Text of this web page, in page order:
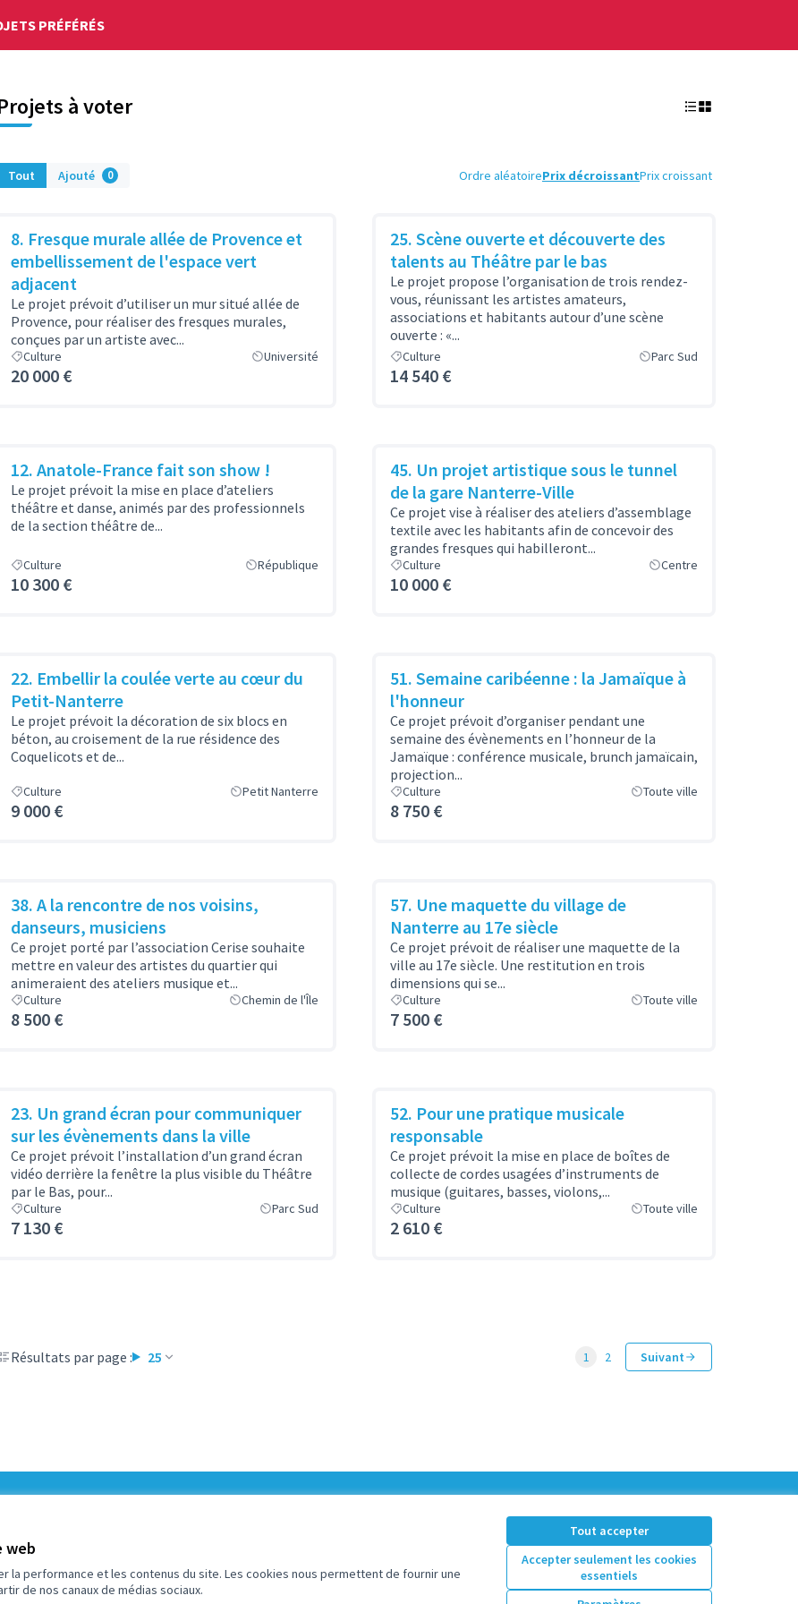
web
la performance et les contenus du site. Les cookies nous permettent de fournir une
de nos canaux de médias sociaux.
Tout accepter
Accepter seulement les cookies
essentiels
PRÉFÉRÉS
à voter
Tout Ajouté 0 Ordre aléatoirePrix décroissantPrix croissant
8. Fresque murale allée de Provence et
embellissement de l'espace vert
adjacent
Le projet prévoit d’utiliser un mur situé allée de
Provence, pour réaliser des fresques murales,
conçues par un artiste avec...
Culture Université
20 000 €
25. Scène ouverte et découverte des
talents au Théâtre par le bas
Le projet propose l’organisation de trois rendez-
vous, réunissant les artistes amateurs,
associations et habitants autour d’une scène
ouverte : «...
Culture Parc Sud
14 540 €
12. Anatole-France fait son show !
Le projet prévoit la mise en place d’ateliers
théâtre et danse, animés par des professionnels
de la section théâtre de...
Culture République
10 300 €
45. Un projet artistique sous le tunnel
de la gare Nanterre-Ville
Ce projet vise à réaliser des ateliers d’assemblage
textile avec les habitants afin de concevoir des
grandes fresques qui habilleront...
Culture Centre
10 000 €
22. Embellir la coulée verte au cœur du
Petit-Nanterre
Le projet prévoit la décoration de six blocs en
béton, au croisement de la rue résidence des
Coquelicots et de...
Culture Petit Nanterre
9 000 €
51. Semaine caribéenne : la Jamaïque à
l'honneur
Ce projet prévoit d’organiser pendant une
semaine des évènements en l’honneur de la
Jamaïque : conférence musicale, brunch jamaïcain,
projection...
Culture Toute ville
8 750 €
38. A la rencontre de nos voisins,
danseurs, musiciens
Ce projet porté par l’association Cerise souhaite
mettre en valeur des artistes du quartier qui
animeraient des ateliers musique et...
Culture Chemin de l'Île
8 500 €
57. Une maquette du village de
Nanterre au 17e siècle
Ce projet prévoit de réaliser une maquette de la
ville au 17e siècle. Une restitution en trois
dimensions qui se...
Culture Toute ville
7 500 €
23. Un grand écran pour communiquer
sur les évènements dans la ville
Ce projet prévoit l’installation d’un grand écran
vidéo derrière la fenêtre la plus visible du Théâtre
par le Bas, pour...
Culture Parc Sud
7 130 €
52. Pour une pratique musicale
responsable
Ce projet prévoit la mise en place de boîtes de
collecte de cordes usagées d’instruments de
musique (guitares, basses, violons,...
Culture Toute ville
2 610 €
Résultats par page : 25 1 2 Suivant